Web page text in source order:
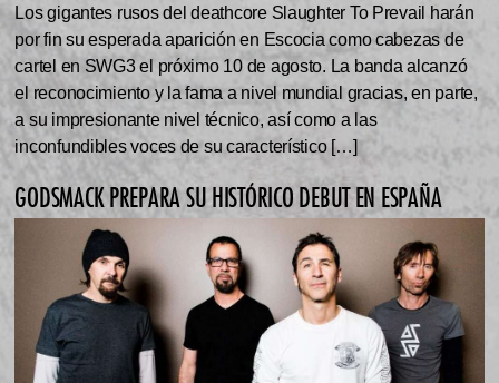
Los gigantes rusos del deathcore Slaughter To Prevail harán
por fin su esperada aparición en Escocia como cabezas de
cartel en SWG3 el próximo 10 de agosto. La banda alcanzó
el reconocimiento y la fama a nivel mundial gracias, en parte,
a su impresionante nivel técnico, así como a las
inconfundibles voces de su característico […]
GODSMACK PREPARA SU HISTÓRICO DEBUT EN ESPAÑA